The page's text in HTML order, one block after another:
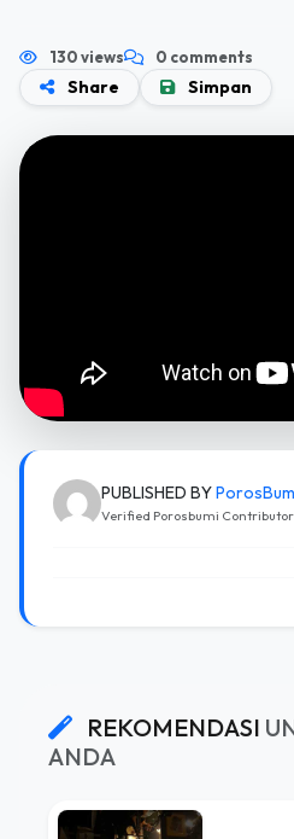
130 views 0 comments
Share Simpan
PUBLISHED BY
Verified Porosbumi Contributor
REKOMENDASI
ANDA